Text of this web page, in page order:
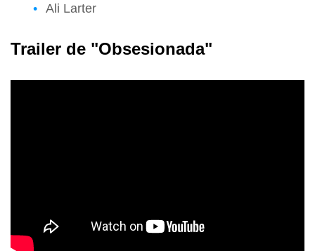
Ali Larter
Trailer de "Obsesionada"